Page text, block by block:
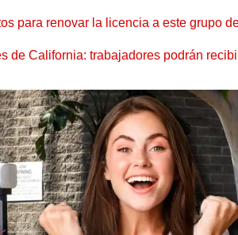
para renovar la licencia a este grupo
de California: trabajadores podrán